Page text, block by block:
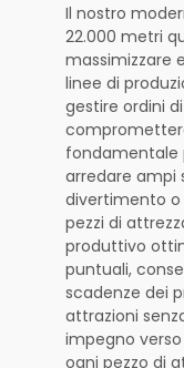
Il nostro
22.000 metri
massimizzare
linee di
gestire ordini
fondamentale
arredare ampi
divertimento o
pezzi di
produttivo
puntuali,
scadenze dei
attrazioni
impegno
ogni pezzo di